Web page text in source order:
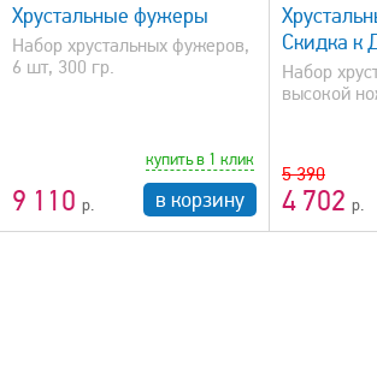
Хрустальные фужеры
Набор хрустальных фужеров,
6 шт, 300 гр.
9 110
купить в 1 клик
в корзину
Скидка к
Набор
высокой
5 390
4 702